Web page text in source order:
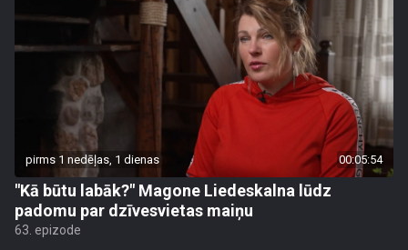
pirms 1 nedēļas, 1 dienas 00:05:54
"Kā būtu labāk?" Magone Liedeskalna lūdz
padomu par dzīvesvietas maiņu
63. epizode